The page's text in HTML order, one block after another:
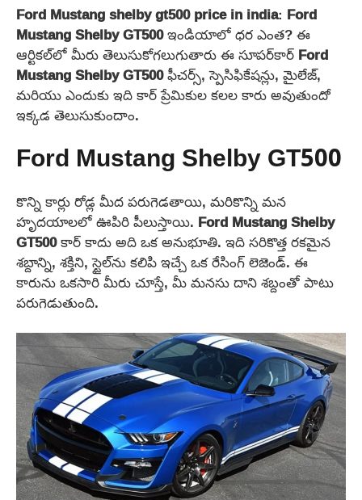
Ford Mustang shelby gt500 price in india: Ford
Mustang Shelby GT500ఇండియాలో ధర ఎంత? ఈ
ఆర్టికల్‌లో మీరు తెలుసుకోగలుగుతారు ఈ సూపర్‌కార్Ford
Mustang Shelby GT500ఫీచర్స్, స్పెసిఫికేషన్లు, మైలేజ్,
మరియు ఎందుకు ఇది కార్ ప్రేమికుల కలల కారు అవుతుందో
ఇక్కడ తెలుసుకుందాం.
Ford Mustang Shelby GT500
కొన్ని కార్లు రోడ్ల మీద పరుగెడతాయి, మరికొన్ని మన
హృదయాలలో ఊపిరి పీలుస్తాయి. Ford Mustang Shelby
GT500కార్ కాదు అది ఒక అనుభూతి. ఇది సరికొత్త రకమైన
శబ్దాన్ని, శక్తిని, స్టైల్‌ను కలిపి ఇచ్చే ఒక రేసింగ్ లెజెండ్. ఈ
కారును ఒకసారి మీరు చూస్తే, మీ మనసు దాని శబ్దంతో పాటు
పరుగెడుతుంది.